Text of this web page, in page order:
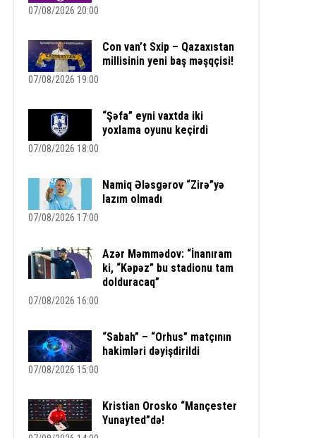
07/08/2026 20:00
Con van’t Sxip – Qazaxıstan
millisinin yeni baş məşqçisi!
07/08/2026 19:00
“Şəfa” eyni vaxtda iki
yoxlama oyunu keçirdi
07/08/2026 18:00
Namiq Ələsgərov “Zirə”yə
lazım olmadı
07/08/2026 17:00
Azər Məmmədov: “İnanıram
ki, “Kəpəz” bu stadionu tam
dolduracaq”
07/08/2026 16:00
“Sabah” – “Orhus” matçının
hakimləri dəyişdirildi
07/08/2026 15:00
Kristian Orosko “Mançester
Yunayted”də!